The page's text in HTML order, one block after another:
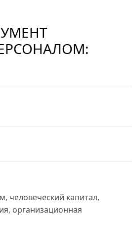
человеческий капитал,
организационная